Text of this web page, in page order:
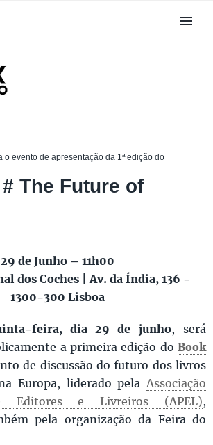
o evento de apresentação da 1ª edição do
The Future of
29 de Junho – 11h00
dos Coches | Av. da Índia, 136 -
1300-300 Lisboa
feira, dia 29 de junho, será
a primeira edição do Book
de discussão do futuro dos livros
Europa, liderado pela Associação
Editores e Livreiros (APEL),
pela organização da Feira do